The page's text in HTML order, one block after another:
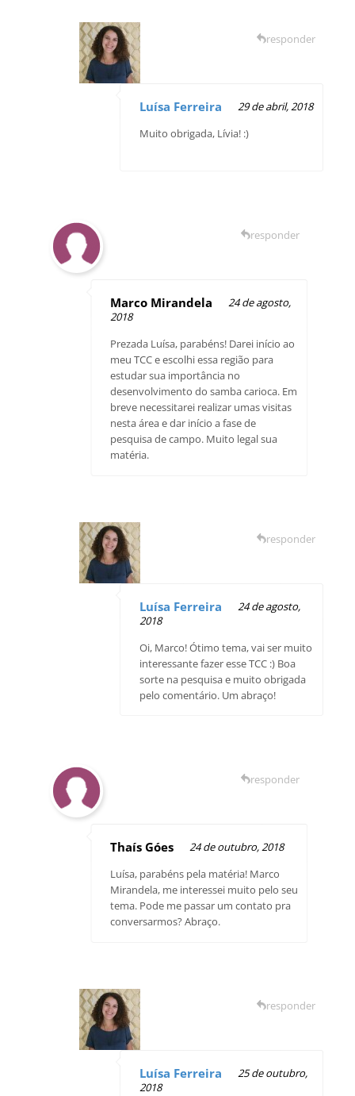
Luísa Ferreira
29 de abril, 2018
Muito obrigada, Lívia! :)
responder
Marco Mirandela
24 de agosto,
2018
Prezada Luísa, parabéns! Darei início ao
meu TCC e escolhi essa região para
estudar sua importância no
desenvolvimento do samba carioca. Em
breve necessitarei realizar umas visitas
nesta área e dar início a fase de
pesquisa de campo. Muito legal sua
matéria.
responder
Luísa Ferreira
24 de agosto,
2018
Oi, Marco! Ótimo tema, vai ser muito
interessante fazer esse TCC :) Boa
sorte na pesquisa e muito obrigada
pelo comentário. Um abraço!
responder
Thaís Góes
24 de outubro, 2018
Luísa, parabéns pela matéria! Marco
Mirandela, me interessei muito pelo seu
tema. Pode me passar um contato pra
conversarmos? Abraço.
responder
Luísa Ferreira
25 de outubro,
2018
responder